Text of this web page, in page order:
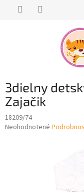
3dielny
Zajačik
18209/74
Priemerné
Neohodnotené